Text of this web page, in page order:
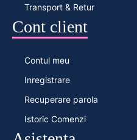
Transport & Retur
Cont client
Contul meu
Inregistrare
Recuperare parola
Istoric Comenzi